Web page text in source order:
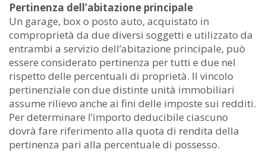
Pertinenza dell’abitazione principale
Un garage, box o posto auto, acquistato in
comproprietà da due diversi soggetti e utilizzato da
entrambi a servizio dell’abitazione principale, può
essere considerato pertinenza per tutti e due nel
rispetto delle percentuali di proprietà. Il vincolo
pertinenziale con due distinte unità immobiliari
assume rilievo anche ai fini delle imposte sui redditi.
Per determinare l’importo deducibile ciascuno
dovrà fare riferimento alla quota di rendita della
pertinenza pari alla percentuale di possesso.